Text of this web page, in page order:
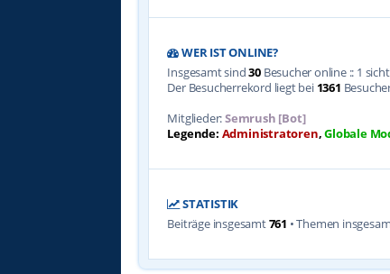
WER IST ONLINE?
Insgesamt sind30 Besucher online :: 1
Der Besucherrekord liegt bei 1361
Mitglieder:Semrush [Bot]
Legende: Administratoren,Globale
STATISTIK
Beiträge insgesamt761 • Themen